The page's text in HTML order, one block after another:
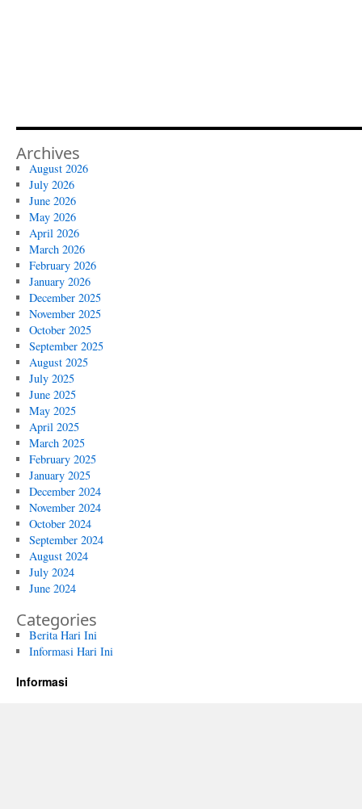
Archives
August 2026
July 2026
June 2026
May 2026
April 2026
March 2026
February 2026
January 2026
December 2025
November 2025
October 2025
September 2025
August 2025
July 2025
June 2025
May 2025
April 2025
March 2025
February 2025
January 2025
December 2024
November 2024
October 2024
September 2024
August 2024
July 2024
June 2024
Categories
Berita Hari Ini
Informasi Hari Ini
Informasi